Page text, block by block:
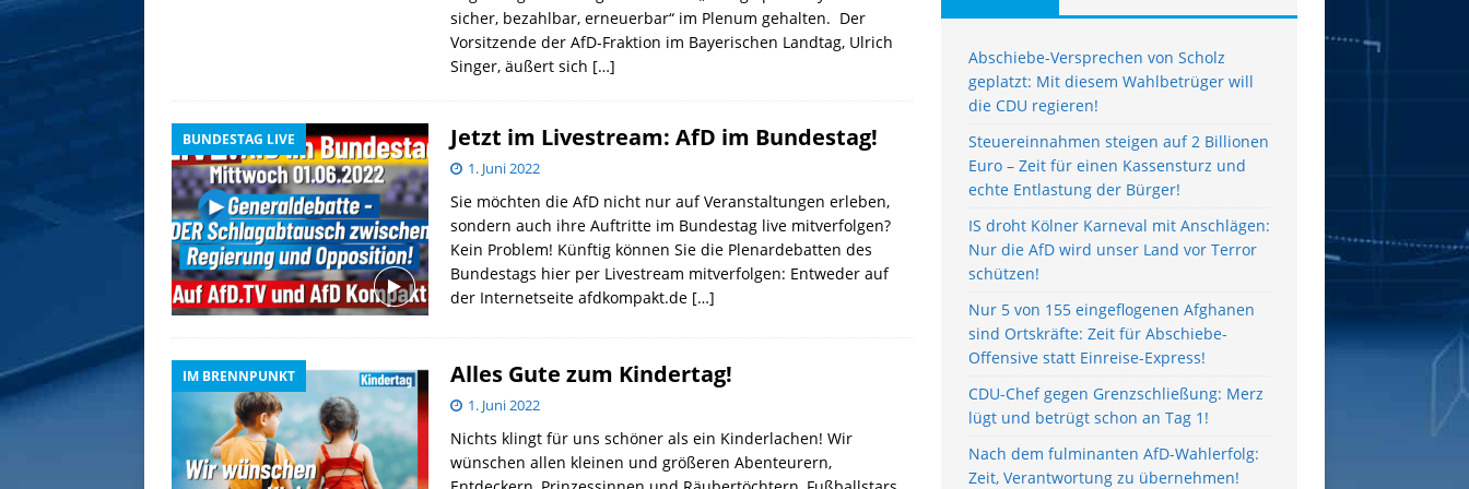
sicher, bezahlbar, erneuerbar“ im Plenum gehalten. Der
Vorsitzende der AfD-Fraktion im Bayerischen Landtag, Ulrich
Singer, äußert sich […]
BUNDESTAG LIVE Jetzt im Livestream: AfD im Bundestag!
1. Juni 2022
Sie möchten die AfD nicht nur auf Veranstaltungen erleben,
sondern auch ihre Auftritte im Bundestag live mitverfolgen?
Kein Problem! Künftig können Sie die Plenardebatten des
Bundestags hier per Livestream mitverfolgen: Entweder auf
der Internetseite afdkompakt.de […]
IM BRENNPUNKT Alles Gute zum Kindertag!
1. Juni 2022
Nichts klingt für uns schöner als ein Kinderlachen! Wir
wünschen allen kleinen und größeren Abenteurern,
Abschiebe-Versprechen von Scholz
geplatzt: Mit diesem Wahlbetrüger will
die CDU regieren!
Steuereinnahmen steigen auf 2 Billionen
Euro – Zeit für einen Kassensturz und
echte Entlastung der Bürger!
IS droht Kölner Karneval mit Anschlägen:
Nur die AfD wird unser Land vor Terror
schützen!
Nur 5 von 155 eingeflogenen Afghanen
sind Ortskräfte: Zeit für Abschiebe-
Offensive statt Einreise-Express!
CDU-Chef gegen Grenzschließung: Merz
lügt und betrügt schon an Tag 1!
Nach dem fulminanten AfD-Wahlerfolg:
Zeit, Verantwortung zu übernehmen!